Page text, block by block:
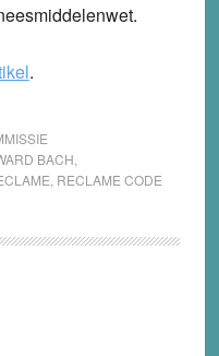
.
BACH
RECLAME CODE